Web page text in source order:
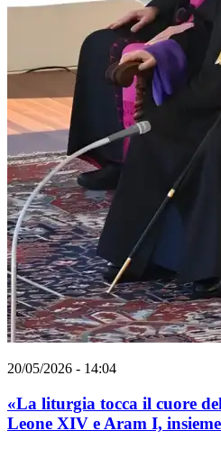
20/05/2026 - 14:04
«La liturgia tocca il cuore
Leone XIV e Aram I,